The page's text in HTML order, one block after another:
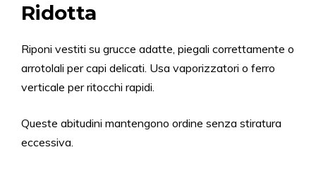
Ridotta
Riponi vestiti su grucce adatte, piegali correttamente o
arrotolali per capi delicati. Usa vaporizzatori o ferro
verticale per ritocchi rapidi.
Queste abitudini mantengono ordine senza stiratura
eccessiva.